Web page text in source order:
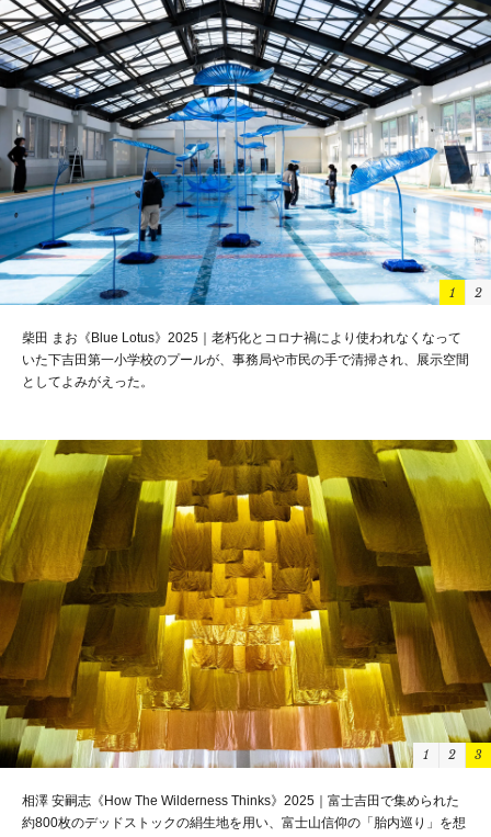
かつて織機を取り扱う商社であった旧山叶産業の屋上エリアは芸術祭だけ解
放され、絶景の撮影スポットになる
1 2
相澤 安嗣志《How The Wilderness Thinks》2025｜富士吉田で集められた
約800枚のデッドストックの絹生地を用い、富士山信仰の「胎内巡り」を想
1 2 3